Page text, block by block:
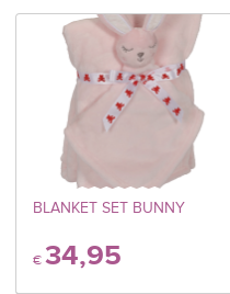
BLANKET SET BUNNY
€34,95